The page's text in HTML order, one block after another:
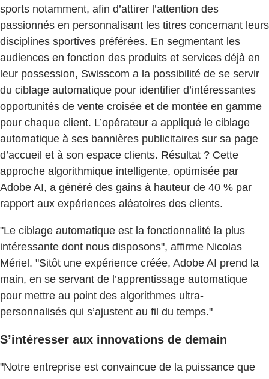
sports notamment, afin d’attirer l’attention des
passionnés en personnalisant les titres concernant leurs
disciplines sportives préférées. En segmentant les
audiences en fonction des produits et services déjà en
leur possession, Swisscom a la possibilité de se servir
du ciblage automatique pour identifier d’intéressantes
opportunités de vente croisée et de montée en gamme
pour chaque client. L’opérateur a appliqué le ciblage
automatique à ses bannières publicitaires sur sa page
d’accueil et à son espace clients. Résultat ? Cette
approche algorithmique intelligente, optimisée par
Adobe AI, a généré des gains à hauteur de 40 % par
rapport aux expériences aléatoires des clients.
"Le ciblage automatique est la fonctionnalité la plus
intéressante dont nous disposons", affirme Nicolas
Mériel. "Sitôt une expérience créée, Adobe AI prend la
main, en se servant de l’apprentissage automatique
pour mettre au point des algorithmes ultra-
personnalisés qui s’ajustent au fil du temps."
S’intéresser aux innovations de demain
"Notre entreprise est convaincue de la puissance que